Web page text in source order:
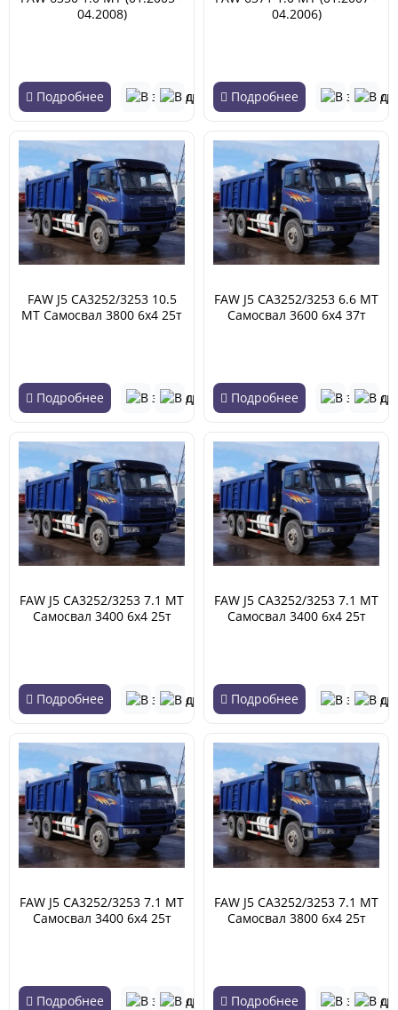
04.2008)
Подробнее
04.2006)
Подробнее
FAW J5 CA3252/3253 10.5
MT Самосвал 3800 6х4 25т
Подробнее
FAW J5 CA3252/3253 6.6 MT
Самосвал 3600 6х4 37т
Подробнее
FAW J5 CA3252/3253 7.1 MT
Самосвал 3400 6х4 25т
Подробнее
FAW J5 CA3252/3253 7.1 MT
Самосвал 3400 6х4 25т
Подробнее
FAW J5 CA3252/3253 7.1 MT
Самосвал 3400 6х4 25т
Подробнее
FAW J5 CA3252/3253 7.1 MT
Самосвал 3800 6х4 25т
Подробнее